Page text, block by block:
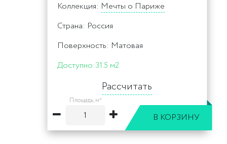
Коллекция: Мечты о Париже
Страна: Россия
Поверхность: Матовая
Доступно:31.5 м2
Рассчитать
Площадь, м²
В КОРЗИНУ